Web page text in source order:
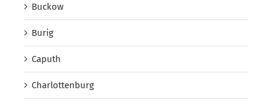
Buckow
Burig
Caputh
Charlottenburg